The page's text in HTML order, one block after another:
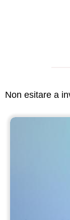
Non esitare a